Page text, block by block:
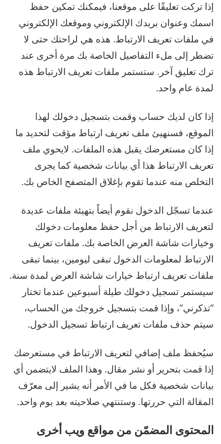
إذا تركت تعليقًا على موقعنا، فيمكنك تمكين حفظ
اسمك وعنوان بريدك الإلكتروني وموقعك الإلكتروني
في ملفات تعريف الارتباط. هذه هي لراحتك حتى لا
تضطر إلى ملء التفاصيل الخاصة بك مرة أخرى عند
ترك تعليق آخر. ستستمر ملفات تعريف الارتباط هذه
لمدة عام واحد.
إذا كان لديك حساب وقمت بتسجيل دخولك لهذا
الموقع، فسنهيئ ملف تعريف ارتباط مؤقت لتحديد ما
إذا كان مستعرضك يقبل هذه الملفات. لايحوي ملف
تعريف الارتباط هذا أي بيانات شخصية كما يجرى
التخلص منه عندما تقوم بإغلاق المتصفح الخاص بك.
عندما تسجّل الدخول نقوم أيضاً بتهيئة ملفات عديدة
لتعريف الارتباط من أجل حفظ معلومات دخولك
وخيارات شاشة العرض الخاصة بك. ملفات تعريف
الارتباط لمعلومات الدخول تبقى ليومين، بينما تبقى
ملفات تعريف ارتباط خيارات شاشة العرض لمدة سنة.
سيستمر تسجيل دخولك طيلة أسبوعين عندما تختار
“تذكرني”، وإذا قمت بتسجيل خروجك من الحساب،
سيتم حذف ملفات تعريف ارتباط تسجيل الدخول.
سيُحفظ ملف إضافي لتعريف الارتباط في مستعرضك
إذا قمت بتحرير أو نشر مقال. وهذا الملف لايتضمن أي
بيانات شخصية فكل ما في الأمر أنه يشير إلى معرّف
المقالة التي حررتها. وستنتهي صلاحيته بعد يوم واحد.
المحتوى المضمّن من مواقع ويب أخرى